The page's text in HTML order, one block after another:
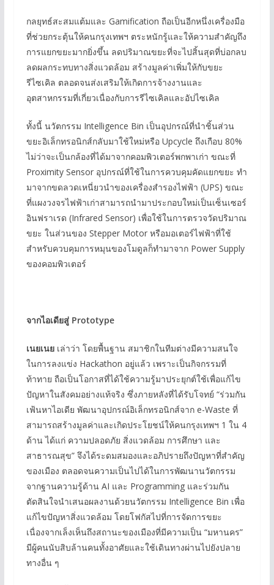
กลยุทธ์สะสมแต้มและ Gamification ถือเป็นอีกหนึ่งเครื่องมือ
ที่ช่วยกระตุ้นให้คนกรุงเทพฯ ตระหนักรู้และให้ความสำคัญถึง
การแยกขยะมากยิ่งขึ้น ลดปริมาณขยะที่จะไปสิ้นสุดที่บ่อกลบ
ลดผลกระทบทางสิ่งแวดล้อม สร้างมูลค่าเพิ่มให้กับขยะ
รีไซเคิล ตลอดจนส่งเสริมให้เกิดการจ้างงานและ
อุตสาหกรรมที่เกี่ยวเนื่องกับการรีไซเคิลและอัปไซเคิล
ทั้งนี้ นวัตกรรม Intelligence Bin เป็นอุปกรณ์ที่นำชิ้นส่วน
ขยะอิเล็กทรอนิกส์กลับมาใช้ใหม่หรือ Upcycle ถึงเกือบ 80%
ไม่ว่าจะเป็นกล้องที่ได้มาจากคอมพิวเตอร์พกพาเก่า ขณะที่
Proximity Sensor อุปกรณ์ที่ใช้ในการควบคุมคัดแยกขยะ ทำ
มาจากขดลวดเหนี่ยวนำของเครื่องสำรองไฟฟ้า (UPS) ขณะ
ที่แผงวงจรไฟฟ้าเก่าสามารถนำมาประกอบใหม่เป็นเซ็นเซอร์
อินฟราเรด (Infrared Sensor) เพื่อใช้ในการตรวจวัดปริมาณ
ขยะ ในส่วนของ Stepper Motor หรือมอเตอร์ไฟฟ้าที่ใช้
สำหรับควบคุมการหมุนของโมดูลก็ทำมาจาก Power Supply
ของคอมพิวเตอร์
จากไอเดียสู่ Prototype
เนยเนยเล่าว่า โดยพื้นฐาน สมาชิกในทีมต่างมีความสนใจ
ในการลงแข่ง Hackathon อยู่แล้ว เพราะเป็นกิจกรรมที่
ท้าทาย ถือเป็นโอกาสที่ได้ใช้ความรู้มาประยุกต์ใช้เพื่อแก้ไข
ปัญหาในสังคมอย่างแท้จริง ซึ่งภายหลังที่ได้รับโจทย์ “ร่วมกัน
เฟ้นหาไอเดีย พัฒนาอุปกรณ์อิเล็กทรอนิกส์จาก e-Waste ที่
สามารถสร้างมูลค่าและเกิดประโยชน์ให้คนกรุงเทพฯ 1 ใน 4
ด้าน ได้แก่ ความปลอดภัย สิ่งแวดล้อม การศึกษา และ
สาธารณสุข” จึงได้ระดมสมองและอภิปรายถึงปัญหาที่สำคัญ
ของเมือง ตลอดจนความเป็นไปได้ในการพัฒนานวัตกรรม
จากฐานความรู้ด้าน AI และ Programming และร่วมกัน
ตัดสินใจนำเสนอผลงานด้วยนวัตกรรม Intelligence Bin เพื่อ
แก้ไขปัญหาสิ่งแวดล้อม โดยโฟกัสไปที่การจัดการขยะ
เนื่องจากเล็งเห็นถึงสถานะของเมืองที่มีความเป็น “มหานคร”
มีผู้คนนับสิบล้านคนทั้งอาศัยและใช้เดินทางผ่านไปยังปลาย
ทางอื่น ๆ